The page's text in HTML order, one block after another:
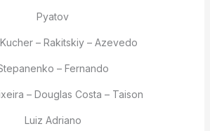
Pyatov
– Rakitskiy – Azevedo
– Fernando
– Douglas Costa – Taison
Luiz Adriano